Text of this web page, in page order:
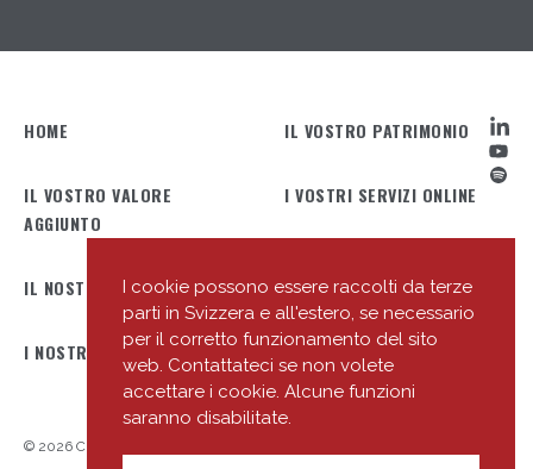
I cookie possono essere raccolti da terze
parti in Svizzera e all'estero, se necessario
per il corretto funzionamento del sito
web. Contattateci se non volete
accettare i cookie. Alcune funzioni
saranno disabilitate.
HOME IL VOSTRO PATRIMONIO
IL VOSTRO VALORE
AGGIUNTO
I VOSTRI SERVIZI ONLINE
IL NOSTRO PROFILO IL NOSTRO TEAM
I NOSTRI UFFICI LE NOSTRE NOVITÀ
© 2026 Cité Gestion